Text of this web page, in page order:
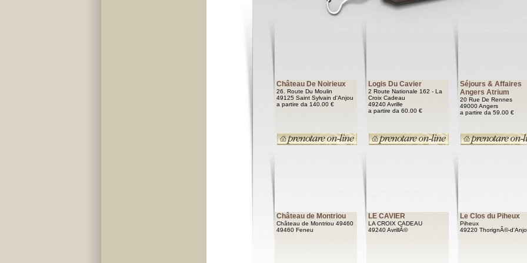
Château De Noirieux
26. Route Du Moulin
49125 Saint Sylvain d'Anjou
a partire da 140.00 €
Logis Du Cavier
2 Route Nationale 162 - La
Croix Cadeau
49240 Avrille
a partire da 60.00 €
Séjours & Affaires
Angers Atrium
20 Rue De Rennes
49000 Angers
a partire da 59.00 €
Château de Montriou
Château de Montriou 49460
49460 Feneu
LE CAVIER
LA CROIX CADEAU
49240 AvrillÃ©
Le Clos du Piheux
Piheux
49220 ThorignÃ©-